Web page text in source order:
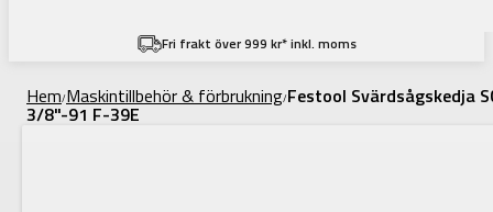
Fri frakt över 999 kr* inkl. moms
Hem/Maskintillbehör & förbrukning/Festool Svärdsågskedja
3/8"-91 F-39E